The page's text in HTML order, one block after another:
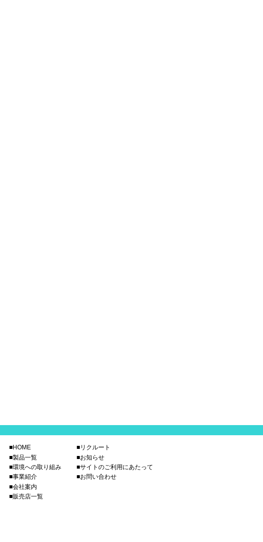
■HOME
■製品一覧
■環境への取り組み
■事業紹介
■会社案内
■販売店一覧
■リクルート
■お知らせ
■サイトのご利用にあたって
■お問い合わせ